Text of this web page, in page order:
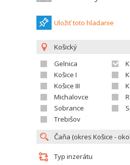
Uložiť toto hladanie
Košický
Gelnica
Košice I
Košice III
Michalovce
Sobrance
Trebišov
Typ inzerátu